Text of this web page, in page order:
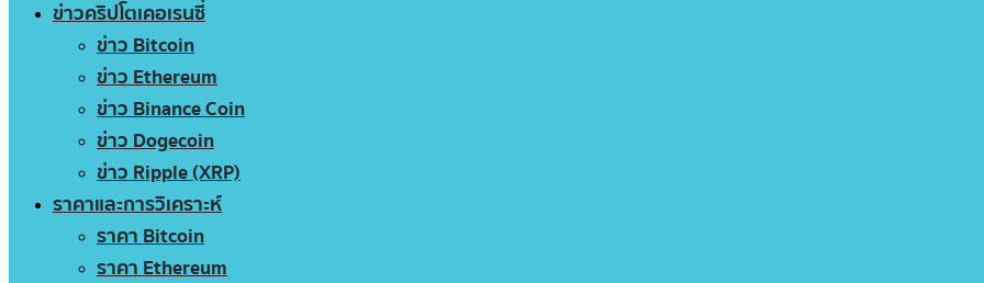
ข่าวคริปโตเคอเรนซี่
ข่าว Bitcoin
ข่าว Ethereum
ข่าว Binance Coin
ข่าว Dogecoin
ข่าว Ripple (XRP)
ราคาและการวิเคราะห์
ราคา Bitcoin
ราคา Ethereum